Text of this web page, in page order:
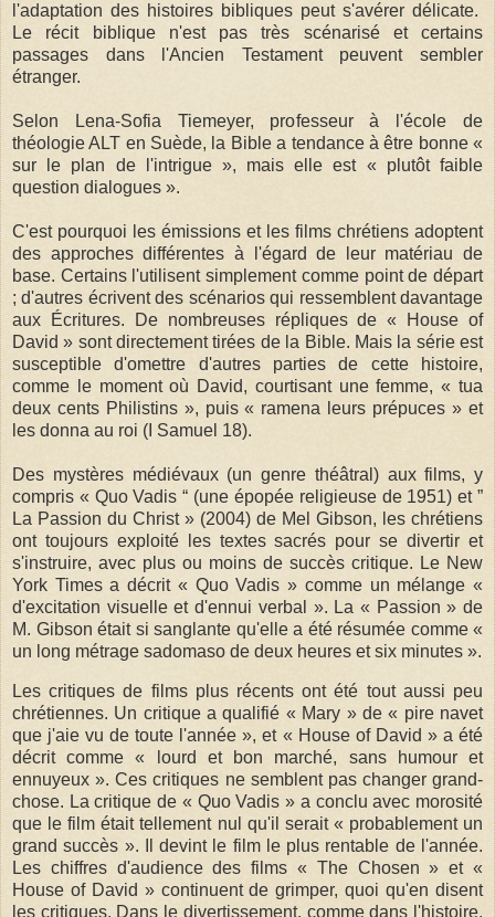
l'adaptation des histoires bibliques peut s'avérer délicate.
Le récit biblique n'est pas très scénarisé et certains
passages dans l'Ancien Testament peuvent sembler
étranger.
Selon Lena-Sofia Tiemeyer, professeur à l'école de
théologie ALT en Suède, la Bible a tendance à être bonne «
sur le plan de l'intrigue », mais elle est « plutôt faible
question dialogues ».
C'est pourquoi les émissions et les films chrétiens adoptent
des approches différentes à l'égard de leur matériau de
base. Certains l'utilisent simplement comme point de départ
; d'autres écrivent des scénarios qui ressemblent davantage
aux Écritures. De nombreuses répliques de « House of
David » sont directement tirées de la Bible. Mais la série est
susceptible d'omettre d'autres parties de cette histoire,
comme le moment où David, courtisant une femme, « tua
deux cents Philistins », puis « ramena leurs prépuces » et
les donna au roi (I Samuel 18).
Des mystères médiévaux (un genre théâtral) aux films, y
compris « Quo Vadis “ (une épopée religieuse de 1951) et ”
La Passion du Christ » (2004) de Mel Gibson, les chrétiens
ont toujours exploité les textes sacrés pour se divertir et
s'instruire, avec plus ou moins de succès critique. Le New
York Times a décrit « Quo Vadis » comme un mélange «
d'excitation visuelle et d'ennui verbal ». La « Passion » de
M. Gibson était si sanglante qu'elle a été résumée comme «
un long métrage sadomaso de deux heures et six minutes ».
Les critiques de films plus récents ont été tout aussi peu
chrétiennes. Un critique a qualifié « Mary » de « pire navet
que j'aie vu de toute l'année », et « House of David » a été
décrit comme « lourd et bon marché, sans humour et
ennuyeux ». Ces critiques ne semblent pas changer grand-
chose. La critique de « Quo Vadis » a conclu avec morosité
que le film était tellement nul qu'il serait « probablement un
grand succès ». Il devint le film le plus rentable de l'année.
Les chiffres d'audience des films « The Chosen » et «
House of David » continuent de grimper, quoi qu'en disent
les critiques. Dans le divertissement, comme dans l'histoire,